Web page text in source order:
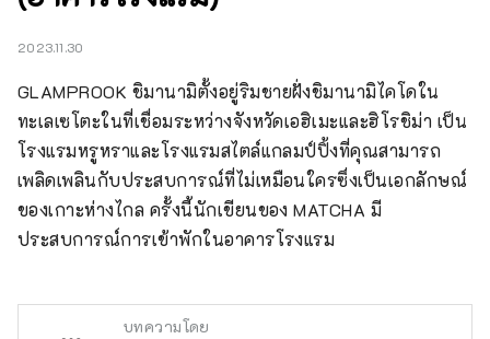
2023.11.30
GLAMPROOK ชิมานามิตั้งอยู่ริมชายฝั่งชิมานามิไคโดใน
ทะเลเซโตะในที่เชื่อมระหว่างจังหวัดเอฮิเมะและฮิโรชิม่า เป็น
โรงแรมหรูหราและโรงแรมสไตล์แกลมป์ปิ้งที่คุณสามารถ
เพลิดเพลินกับประสบการณ์ที่ไม่เหมือนใครซึ่งเป็นเอกลักษณ์
ของเกาะห่างไกล ครั้งนี้นักเขียนของ MATCHA มี
ประสบการณ์การเข้าพักในอาคารโรงแรม
บทความโดย